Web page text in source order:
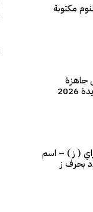
مكتوبة
جاهزة
( ز ) – اسم
بحرف ز